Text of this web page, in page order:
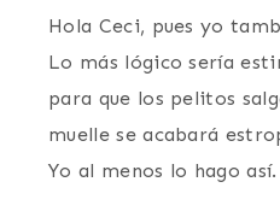
Hola Ceci, pues yo
Lo más lógico sería
para que los pelitos
muelle se acabará
Yo al menos lo hago así.